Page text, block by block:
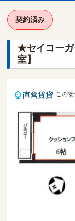
契約済み
★セイコー
室】
この物